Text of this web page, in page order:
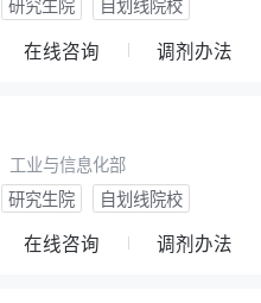
研究生院 自划线院校
在线咨询 调剂办法
工业与信息化部
研究生院 自划线院校
在线咨询 调剂办法